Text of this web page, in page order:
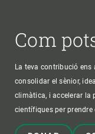
Com
La teva contribució
consolidar el sènior,
climàtica, i accelerar la
científiques per